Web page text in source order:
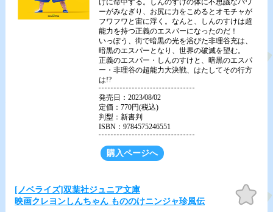
けに命中する。しんのすけの体に不思議なパワ
ーがみなぎり、お尻に力をこめるとオモチャが
フワフワと宙に浮く。なんと、しんのすけは超
能力を持つ正義のエスパーになったのだ！
いっぽう、街で暗黒の光を浴びた非理谷充は、
暗黒のエスパーとなり、世界の破滅を望む。
正義のエスパー・しんのすけと、暗黒のエスパ
ー・非理谷の超能力大決戦、はたしてその行方
は!?
発売日：2023/08/02
定価：770円(税込)
判型：新書判
ISBN：9784575246551
購入ページへ
[ノベライズ]双葉社ジュニア文庫
映画クレヨンしんちゃん もののけニンジャ珍風伝
お気
に入